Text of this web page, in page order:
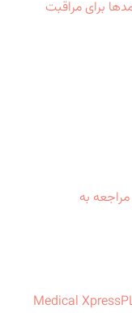
برای مراقبت
به
Medical Xpress